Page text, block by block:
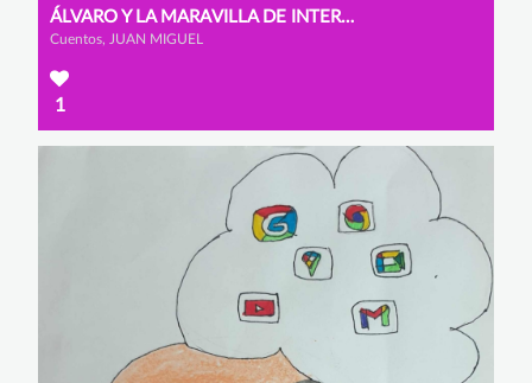
ÁLVARO Y LA MARAVILLA DE INTERNET
Cuentos, JUAN MIGUEL
1